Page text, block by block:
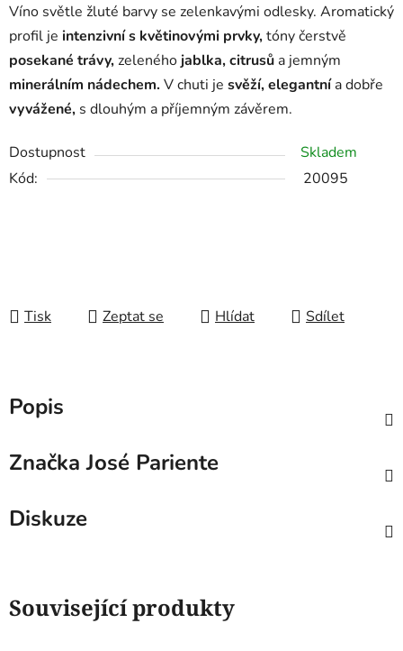
Víno světle žluté barvy se zelenkavými odlesky. Aromatický
profil je intenzivní s květinovými prvky,tóny čerstvě
posekané trávy,zeleného jablka,citrusů a jemným
minerálním nádechem. V chuti je svěží,elegantnía dobře
vyvážené, s dlouhým a příjemným závěrem.
Dostupnost
Skladem
Kód:
20095
Tisk Zeptat se Hlídat Sdílet
Popis
Značka José Pariente
Diskuze
Související produkty